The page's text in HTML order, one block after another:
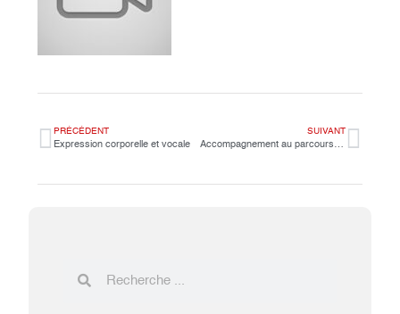
PRÉCÉDENT
Expression corporelle et vocale
SUIVANT
Accompagnement au parcours orientation